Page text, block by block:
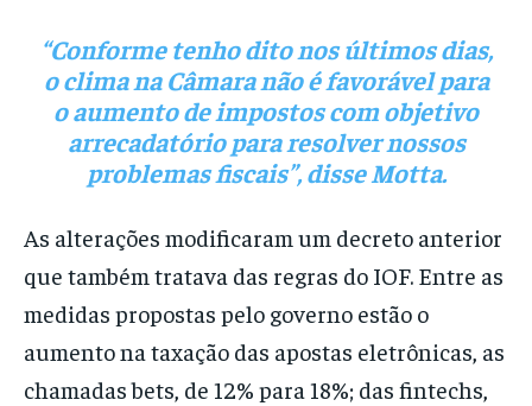
“Conforme tenho dito nos últimos dias,
o clima na Câmara não é favorável para
o aumento de impostos com objetivo
arrecadatório para resolver nossos
problemas fiscais”, disse Motta.
As alterações modificaram um decreto anterior
que também tratava das regras do IOF. Entre as
medidas propostas pelo governo estão o
aumento na taxação das apostas eletrônicas, as
chamadas bets, de 12% para 18%; das fintechs,